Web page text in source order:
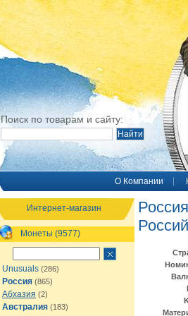
Поиск по товарам и сайту:
O Компании
Интернет-магазин
Монеты (9577)
Unusuals (286)
Россия (865)
Абхазия (2)
Австралия (183)